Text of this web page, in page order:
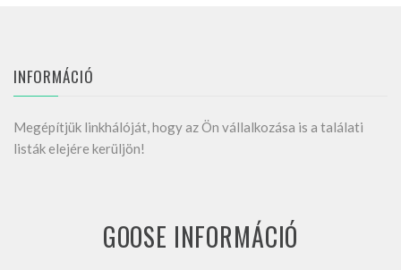
INFORMÁCIÓ
Megépítjük linkhálóját, hogy az Ön vállalkozása is a találati
listák elejére kerüljön!
GOOSE INFORMÁCIÓ